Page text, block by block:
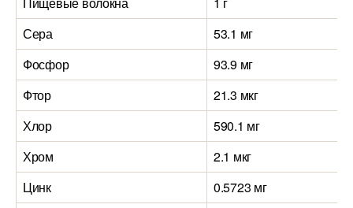
Сера
53.1 мг
Фосфор
93.9 мг
Фтор
21.3 мкг
Хлор
590.1 мг
Хром
2.1 мкг
Цинк
0.5723 мг